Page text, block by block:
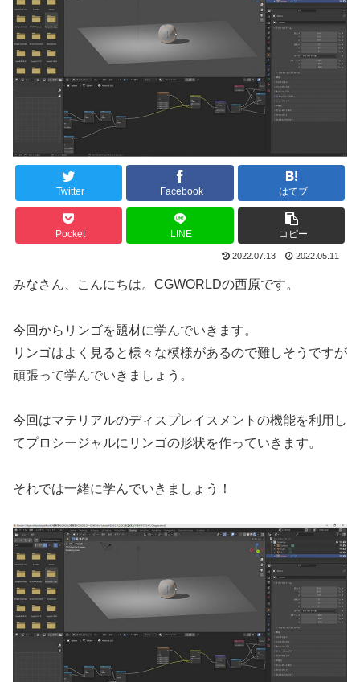
Twitter Facebook はてブ
Pocket LINE コピー
2022.07.13 2022.05.11
みなさん、こんにちは。CGWORLDの西原です。
今回からリンゴを題材に学んでいきます。
リンゴはよく見ると様々な模様があるので難しそうですが
頑張って学んでいきましょう。
今回はマテリアルのディスプレイスメントの機能を利用し
てプロシージャルにリンゴの形状を作っていきます。
それでは一緒に学んでいきましょう！